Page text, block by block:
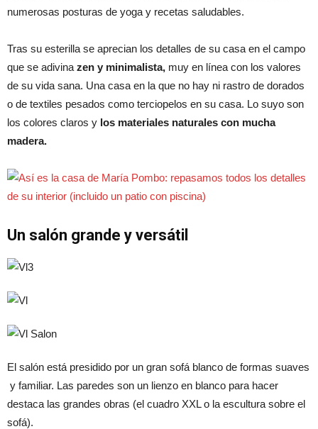
numerosas posturas de yoga y recetas saludables.
Tras su esterilla se aprecian los detalles de su casa en el campo
que se adivina zen y minimalista, muy en línea con los valores
de su vida sana. Una casa en la que no hay ni rastro de dorados
o de textiles pesados como terciopelos en su casa. Lo suyo son
los colores claros y los materiales naturales con mucha
madera.
Un salón grande y versátil
El salón está presidido por un gran sofá blanco de formas suaves
y familiar. Las paredes son un lienzo en blanco para hacer
destaca las grandes obras (el cuadro XXL o la escultura sobre el
sofá).